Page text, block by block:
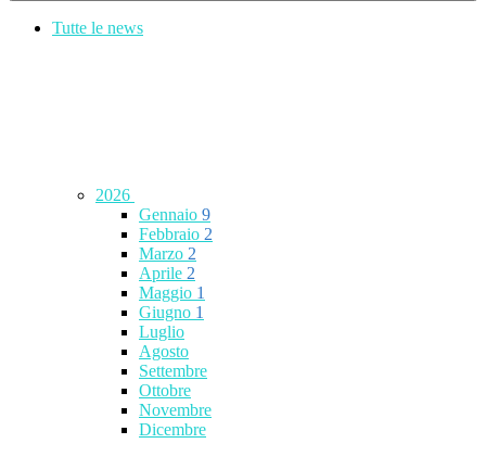
Tutte le news
2026
Gennaio 9
Febbraio 2
Marzo 2
Aprile 2
Maggio 1
Giugno 1
Luglio
Agosto
Settembre
Ottobre
Novembre
Dicembre